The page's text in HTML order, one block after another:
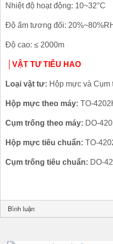
Nhiệt độ hoạt động: 10~32°C
Độ ẩm tương đối:
Độ cao: ≤ 2000m
│VẬT TƯ TIÊU HAO
Loại vật tư: Hộp mực và Cụm
Hộp mực theo máy: TO-
Cụm trống theo máy: DO-
Hộp mực tiêu chuẩn: TO-
Cụm trống tiêu chuẩn: DO-
Bình luận